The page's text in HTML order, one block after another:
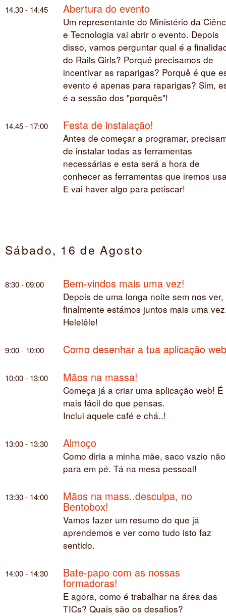
14.30 - 14:45 Abertura do evento
Um representante do Ministério da
e Tecnologia vai abrir o evento. Depois
disso, vamos perguntar qual é a
do Rails Girls? Porquê precisamos de
incentivar as raparigas? Porquê é que
evento é apenas para raparigas? Sim,
é a sessão dos "porquês"!
14.45 - 17:00 Festa de instalação!
Antes de começar a programar,
de instalar todas as ferramentas
necessárias e esta será a hora de
conhecer as ferramentas que iremos
E vai haver algo para petiscar!
Sábado, 16 de Agosto
8:30 - 09:00 Bem-vindos mais uma vez!
Depois de uma longa noite sem nos ver,
finalmente estámos juntos mais uma
Helelêle!
9:00 - 10:00 Como desenhar a tua aplicação web
10:00 - 13:00 Mãos na massa!
Começa já a criar uma aplicação web! É
mais fácil do que pensas.
Inclui aquele café e chá..!
13:00 - 13:30 Almoço
Como diria a minha mãe, saco vazio não
para em pé. Tá na mesa pessoal!
13:30 - 14:00 Mãos na mass..desculpa, no
Bentobox!
Vamos fazer um resumo do que já
aprendemos e ver como tudo isto faz
sentido.
14:00 - 14:30 Bate-papo com as nossas
formadoras!
E agora, como é trabalhar na área das
TICs? Quais são os desafios?